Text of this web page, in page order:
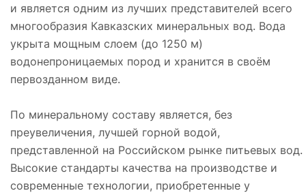
и является одним из лучших представителей всего
многообразия Кавказских минеральных вод. Вода
укрыта мощным слоем (до 1250 м)
водонепроницаемых пород и хранится в своём
первозданном виде.
По минеральному составу является, без
преувеличения, лучшей горной водой,
представленной на Российском рынке питьевых вод.
Высокие стандарты качества на производстве и
современные технологии, приобретенные у